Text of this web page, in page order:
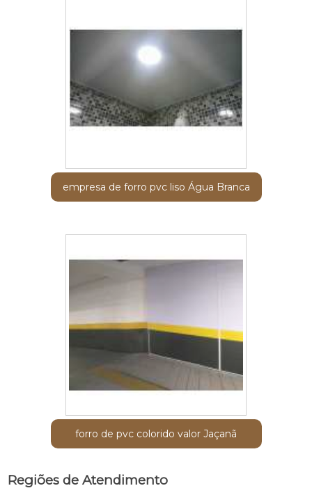
empresa de forro pvc liso Água Branca
forro de pvc colorido valor Jaçanã
Regiões de Atendimento